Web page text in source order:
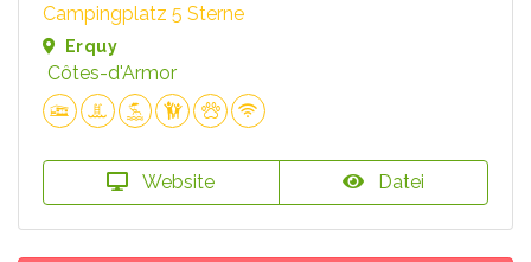
Campingplatz 5 Sterne
Erquy
Côtes-d'Armor
Website Datei